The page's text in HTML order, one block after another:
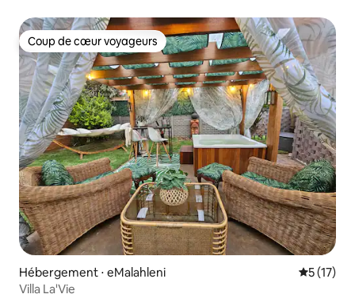
Coup de cœur voyageurs
Coup de cœur voyageurs
Hébergement ⋅ eMalahleni
5 (17)
Villa La'Vie